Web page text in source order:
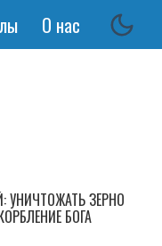
О нас
УНИЧТОЖАТЬ ЗЕРНО
БОГА